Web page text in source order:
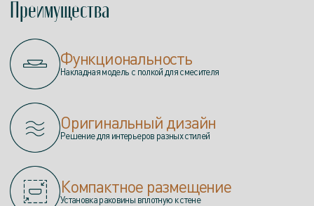
Преимущества
Функциональность
Накладная модель с полкой для смесителя
Оригинальный дизайн
Решение для интерьеров разных стилей
Компактное размещение
Установка раковины вплотную к стене